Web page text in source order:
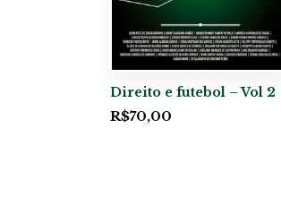
Direito e futebol – Vol 2
R$70,00